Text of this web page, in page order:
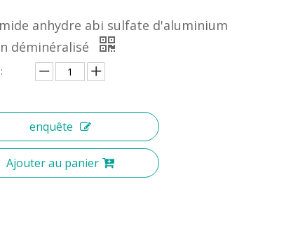
anhydre abi sulfate d'aluminium
déminéralisé
enquête
Ajouter au panier